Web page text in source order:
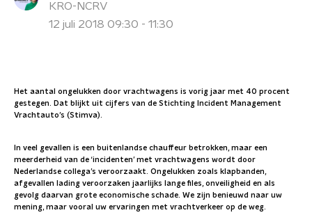
KRO-NCRV
12 juli 2018 09:30 - 11:30
Het aantal ongelukken door vrachtwagens is vorig jaar met 40 procent
gestegen. Dat blijkt uit cijfers van de Stichting Incident Management
Vrachtauto’s (Stimva).
In veel gevallen is een buitenlandse chauffeur betrokken, maar een
meerderheid van de ‘incidenten’ met vrachtwagens wordt door
Nederlandse collega’s veroorzaakt. Ongelukken zoals klapbanden,
afgevallen lading veroorzaken jaarlijks lange files, onveiligheid en als
gevolg daarvan grote economische schade. We zijn benieuwd naar uw
mening, maar vooral uw ervaringen met vrachtverkeer op de weg.